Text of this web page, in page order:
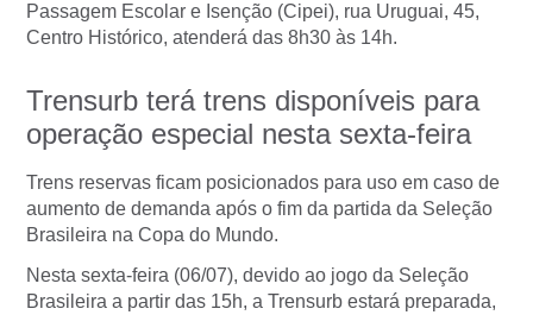
Passagem Escolar e Isenção (Cipei), rua Uruguai, 45,
Centro Histórico, atenderá das 8h30 às 14h.
Trensurb terá trens disponíveis para
operação especial nesta sexta-feira
Trens reservas ficam posicionados para uso em caso de
aumento de demanda após o fim da partida da Seleção
Brasileira na Copa do Mundo.
Nesta sexta-feira (06/07), devido ao jogo da Seleção
Brasileira a partir das 15h, a Trensurb estará preparada,